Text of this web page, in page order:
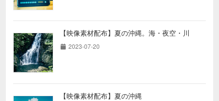
【映像素材配布】夏の沖縄。海・夜空・川
2023-07-20
【映像素材配布】夏の沖縄